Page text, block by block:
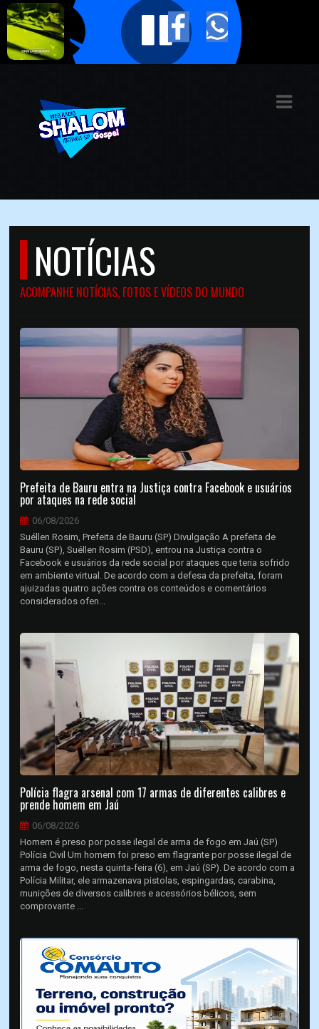
NOTÍCIAS
ACOMPANHE NOTÍCIAS, FOTOS E VÍDEOS DO MUNDO
Prefeita de Bauru entra na Justiça contra Facebook e usuários
por ataques na rede social
06/08/2026
Suéllen Rosim, Prefeita de Bauru (SP) Divulgação A prefeita de
Bauru (SP), Suéllen Rosim (PSD), entrou na Justiça contra o
Facebook e usuários da rede social por ataques que teria sofrido
em ambiente virtual. De acordo com a defesa da prefeita, foram
ajuizadas quatro ações contra os conteúdos e comentários
considerados ofen...
Polícia flagra arsenal com 17 armas de diferentes calibres e
prende homem em Jaú
06/08/2026
Homem é preso por posse ilegal de arma de fogo em Jaú (SP)
Polícia Civil Um homem foi preso em flagrante por posse ilegal de
arma de fogo, nesta quinta-feira (6), em Jaú (SP). De acordo com a
Polícia Militar, ele armazenava pistolas, espingardas, carabina,
munições de diversos calibres e acessórios bélicos, sem
comprovante ...